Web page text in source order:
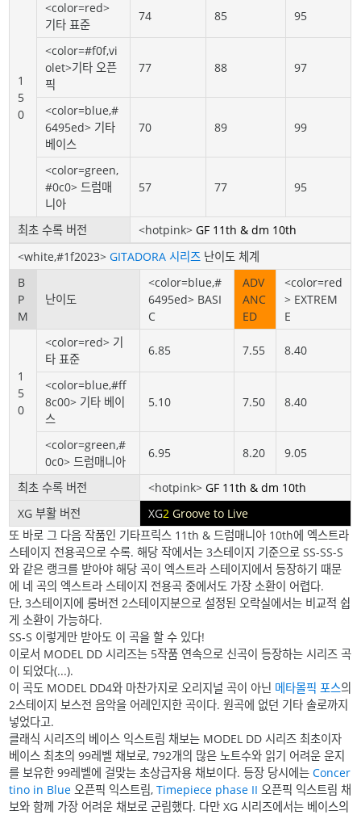
1
5
0
<color=red>
기타 표준
74 85 95
<color=#f0f,vi
olet>기타 오픈
픽
77 88 97
<color=blue,#
6495ed> 기타
베이스
70 89 99
<color=green,
#0c0> 드럼매
니아
57 77 95
최초 수록 버전 <hotpink>GF 11th & dm 10th
<white,#1f2023>GITADORA 시리즈 난이도 체계
B
P
M
난이도
<color=blue,#
6495ed> BASI
C
ADV
ANC
ED
<color=red
> EXTREM
E
1
5
0
<color=red> 기
타 표준
6.85 7.55 8.40
<color=blue,#ff
8c00> 기타 베이
스
5.10 7.50 8.40
<color=green,#
0c0> 드럼매니아
6.95 8.20 9.05
최초 수록 버전 <hotpink>GF 11th & dm 10th
XG 부활 버전
XG2 Groove to Live
또 바로 그 다음 작품인 기타프릭스 11th & 드럼매니아 10th에 엑스트라
스테이지 전용곡으로 수록. 해당 작에서는 3스테이지 기준으로 SS-SS-S
와 같은 랭크를 받아야 해당 곡이 엑스트라 스테이지에서 등장하기 때문
에 네 곡의 엑스트라 스테이지 전용곡 중에서도 가장 소환이 어렵다.
단, 3스테이지에 롱버전 2스테이지분으로 설정된 오락실에서는 비교적 쉽
게 소환이 가능하다.
SS-S 이렇게만 받아도 이 곡을 할 수 있다!
이로서 MODEL DD 시리즈는 5작품 연속으로 신곡이 등장하는 시리즈 곡
이 되었다(...).
이 곡도 MODEL DD4와 마찬가지로 오리지널 곡이 아닌 메타몰픽 포스의
2스테이지 보스전 음악을 어레인지한 곡이다. 원곡에 없던 기타 솔로까지
넣었다고.
클래식 시리즈의 베이스 익스트림 채보는 MODEL DD 시리즈 최초이자
베이스 최초의 99레벨 채보로, 792개의 많은 노트수와 읽기 어려운 운지
를 보유한 99레벨에 걸맞는 초상급자용 채보이다. 등장 당시에는Concer
tino in Blue 오픈픽 익스트림,Timepiece phase II 오픈픽 익스트림 채
보와 함께 가장 어려운 채보로 군림했다. 다만 XG 시리즈에서는 베이스의